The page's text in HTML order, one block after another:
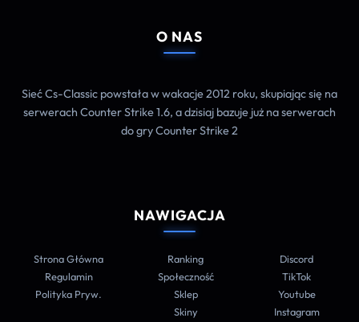
O NAS
Sieć Cs-Classic powstała w wakacje 2012 roku, skupiając się na
serwerach Counter Strike 1.6, a dzisiaj bazuje już na serwerach
do gry Counter Strike 2
NAWIGACJA
Strona Główna
Regulamin
Polityka Pryw.
Ranking
Społeczność
Sklep
Skiny
Discord
TikTok
Youtube
Instagram